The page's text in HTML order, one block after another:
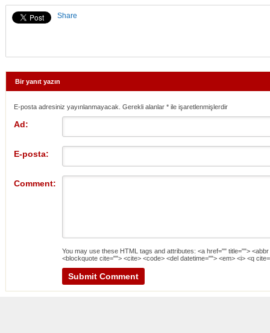
Share
Bir yanıt yazın
E-posta adresiniz yayınlanmayacak. Gerekli alanlar * ile işaretlenmişlerdir
Ad:
E-posta:
Comment:
You may use these HTML tags and attributes: <a href="" title="">
<blockquote cite=""> <cite> <code> <del datetime=""> <em> <i> <q